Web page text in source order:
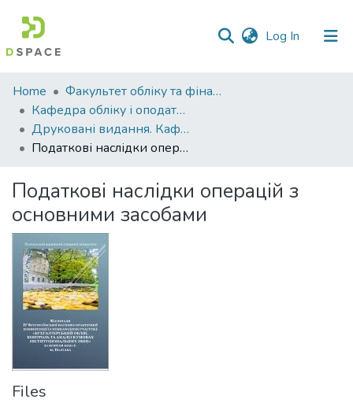
Log In (current)
Communities
&
Collections
All of DSpace
Statistics
Home
Факультет обліку та фінансів
Кафедра обліку і оподаткування
Друковані видання. Кафедра обліку і оподаткування
Податкові наслідки операцій з основними засобами
Податкові наслідки операцій з
основними засобами
Files